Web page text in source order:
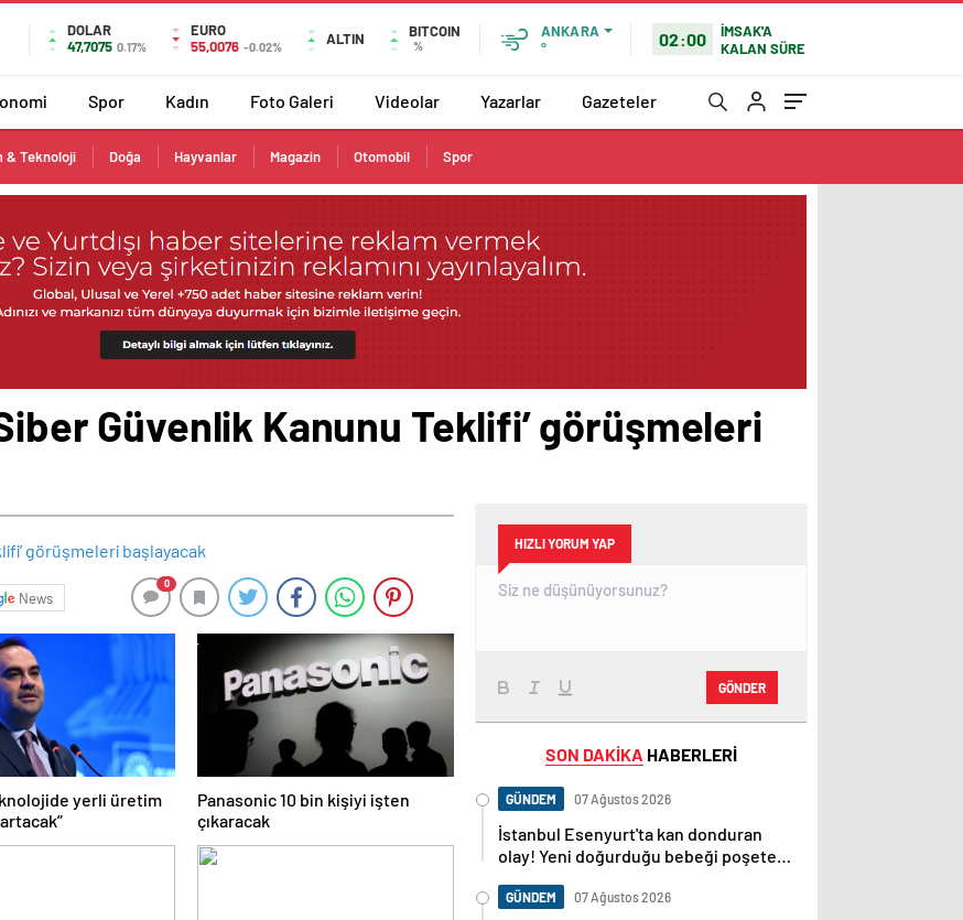
DOLAR
47,7075 0.17%
EURO
55,0076 -0.02% ALTIN BITCOIN
%
ANKARA
°
02:00
İMSAK'A
KALAN SÜRE
Spor Kadın Foto Galeri Videolar Yazarlar Gazeteler
& Teknoloji Doğa Hayvanlar Magazin Otomobil Spor
Güvenlik Kanunu Teklifi’ görüşmeleri
News
0
yerli üretim
Panasonic 10 bin kişiyi işten
çıkaracak
HIZLI YORUM YAP
GÖNDER
SON DAKİKA HABERLERİ
GÜNDEM 07 Ağustos 2026
İstanbul Esenyurt'ta kan donduran
olay! Yeni doğurduğu bebeği poşete
haberleri
GÜNDEM 07 Ağustos 2026